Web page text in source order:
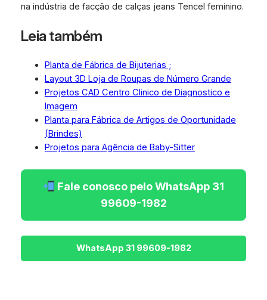
na indústria de facção de calças jeans Tencel feminino.
Leia também
Planta de Fábrica de Bijuterias ;
Layout 3D Loja de Roupas de Número Grande
Projetos CAD Centro Clinico de Diagnostico e
Imagem
Planta para Fábrica de Artigos de Oportunidade
(Brindes)
Projetos para Agência de Baby-Sitter
Fale conosco pelo WhatsApp 31
99609-1982